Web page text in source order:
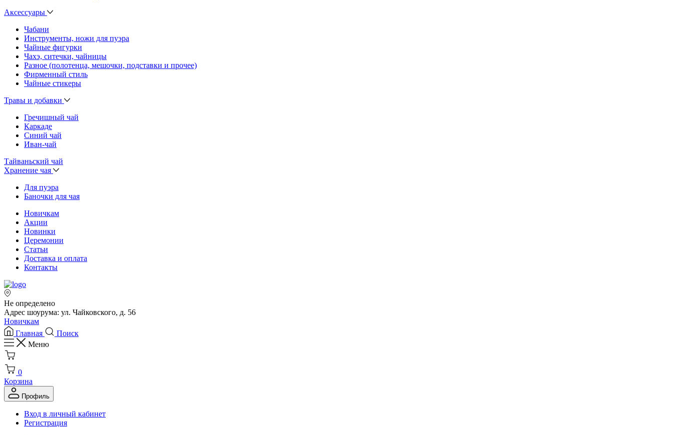
Аксессуары
Чабани
Инструменты, ножи для пуэра
Чайные фигурки
Чахэ, ситечки, чайницы
Разное (полотенца, мешочки, подставки и прочее)
Фирменный стиль
Чайные стикеры
Травы и добавки
Гречишный чай
Каркаде
Синий чай
Иван-чай
Тайваньский чай
Хранение чая
Для пуэра
Баночки для чая
Новичкам
Акции
Новинки
Церемонии
Статьи
Доставка и оплата
Контакты
Не определено
Адрес шоурума: ул. Чайковского, д. 56
Новичкам
Главная
Поиск
Меню
0
Корзина
Профиль
Вход в личный кабинет
Регистрация